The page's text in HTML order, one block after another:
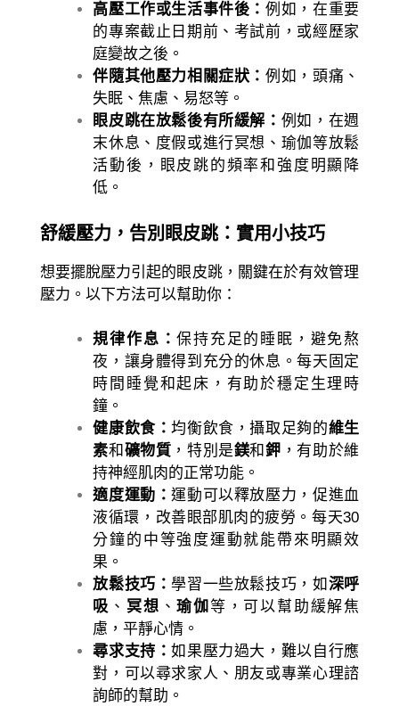
高壓工作或生活事件後：例如，在重要
的專案截止日期前、考試前，或經歷家
庭變故之後。
伴隨其他壓力相關症狀：例如，頭痛、
失眠、焦慮、易怒等。
眼皮跳在放鬆後有所緩解： 例如，在週
末休息、度假或進行冥想、瑜伽等放鬆
活動後，眼皮跳的頻率和強度明顯降
低。
舒緩壓力，告別眼皮跳：實用小技巧
想要擺脫壓力引起的眼皮跳，關鍵在於有效管理
壓力。以下方法可以幫助你：
規律作息：保持充足的睡眠，避免熬
夜，讓身體得到充分的休息。每天固定
時間睡覺和起床，有助於穩定生理時
鐘。
健康飲食：均衡飲食，攝取足夠的維生
素和 礦物質 ，特別是鎂和鉀 ，有助於維
持神經肌肉的正常功能。
適度運動：運動可以釋放壓力，促進血
液循環，改善眼部肌肉的疲勞。每天30
分鐘的中等強度運動就能帶來明顯效
果。
放鬆技巧：學習一些放鬆技巧，如 深呼
吸 、 冥想 、瑜伽 等，可以幫助緩解焦
慮，平靜心情。
尋求支持：如果壓力過大，難以自行應
對，可以尋求家人、朋友或專業心理諮
詢師的幫助。